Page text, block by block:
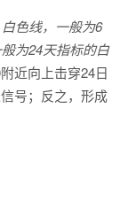
色线，一般为6
为24天指标的白
近向上击穿24日
号；反之，形成